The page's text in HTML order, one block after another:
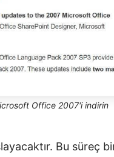
Office 2007'i indirin
Bu süreç